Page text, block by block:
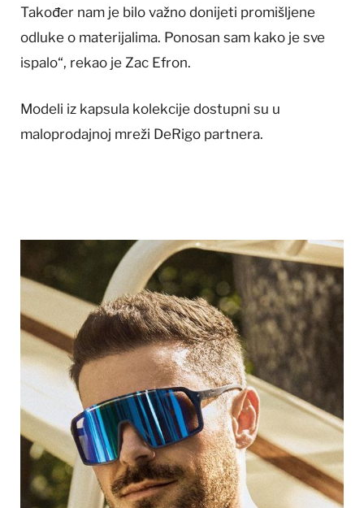
Također nam je bilo važno donijeti promišljene
odluke o materijalima. Ponosan sam kako je sve
ispalo“, rekao je Zac Efron.
Modeli iz kapsula kolekcije dostupni su u
maloprodajnoj mreži DeRigo partnera.